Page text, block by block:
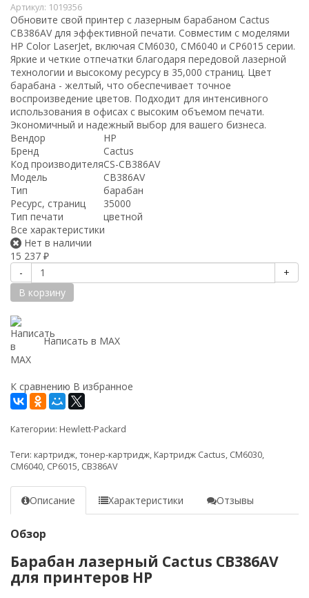
Артикул: 1019356
Обновите свой принтер с лазерным барабаном Cactus
CB386AV для эффективной печати. Совместим с моделями
HP Color LaserJet, включая CM6030, CM6040 и CP6015 серии.
Яркие и четкие отпечатки благодаря передовой лазерной
технологии и высокому ресурсу в 35,000 страниц. Цвет
барабана - желтый, что обеспечивает точное
воспроизведение цветов. Подходит для интенсивного
использования в офисах с высоким объемом печати.
Экономичный и надежный выбор для вашего бизнеса.
Вендор
HP
Бренд
Cactus
Код производителяCS-CB386AV
Модель
CB386AV
Тип
барабан
Ресурс, страниц
35000
Тип печати
цветной
Все характеристики
Нет в наличии
15 237 ₽
-
+
В корзину
Написать в MAX
К сравнению В избранное
Категории: Hewlett-Packard
Теги: картридж,тонер-картридж, Картридж Cactus, CM6030,
CM6040, CP6015, CB386AV
Описание Характеристики Отзывы
Обзор
Барабан лазерный Cactus CB386AV
для принтеров HP